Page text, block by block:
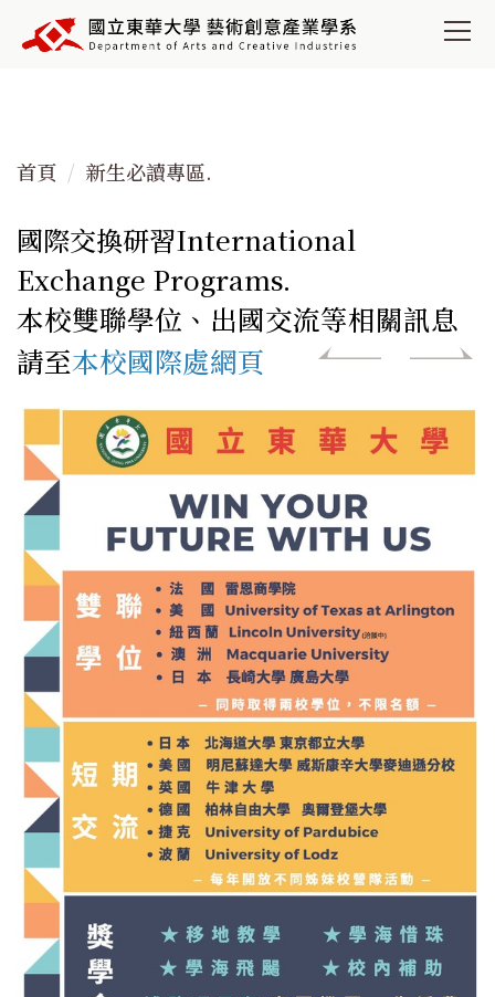
到
容
首頁 新生必讀專區.
國際交換研習International
Exchange Programs.
本校雙聯學位、出國交流等相關訊息
請至本校國際處網頁